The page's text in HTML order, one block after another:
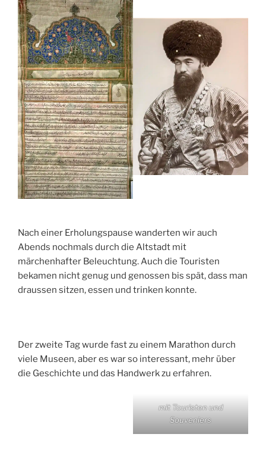
Nach einer Erholungspause wanderten wir auch
Abends nochmals durch die Altstadt mit
märchenhafter Beleuchtung. Auch die Touristen
bekamen nicht genug und genossen bis spät, dass man
draussen sitzen, essen und trinken konnte.
Der zweite Tag wurde fast zu einem Marathon durch
viele Museen, aber es war so interessant, mehr über
die Geschichte und das Handwerk zu erfahren.
mit Touristen und
Souveniers